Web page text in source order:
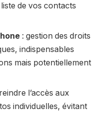
de vos contacts
: gestion des droits
indispensables
mais potentiellement
l’accès aux
individuelles, évitant